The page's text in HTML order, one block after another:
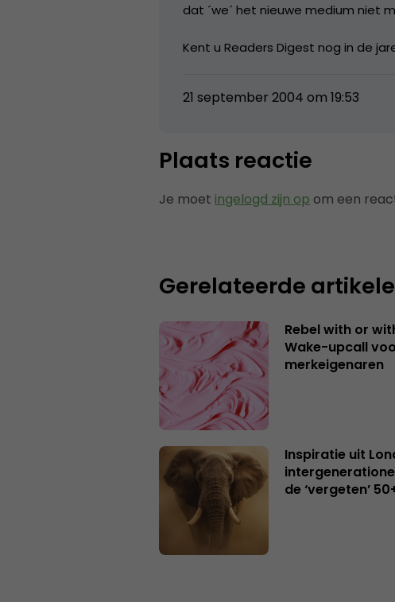
dat ´we´ het nieuwe medium niet
Kent u Readers Digest nog in de
21 september 2004 om 19:53
Plaats reactie
Je moet ingelogd zijn op om een
Gerelateerde
Rebel with or
Wake-upcall
merkeigenaren
Inspiratie uit
de ‘vergeten’